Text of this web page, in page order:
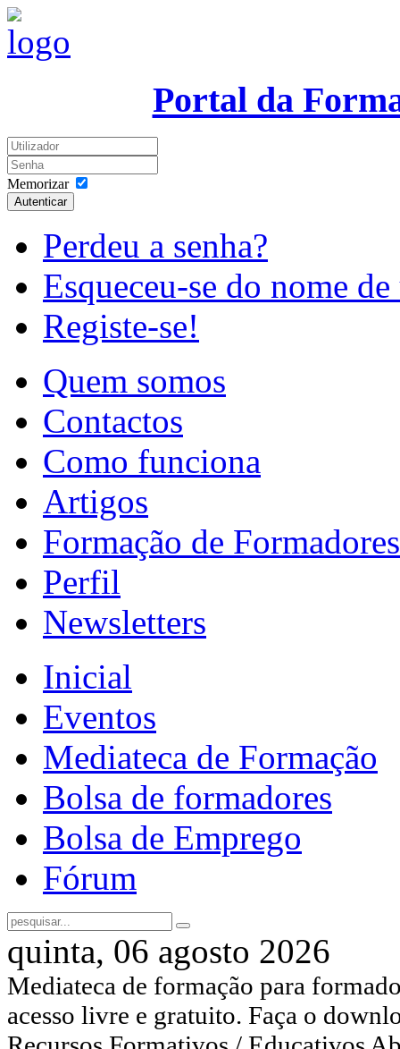
Portal da
Memorizar
Autenticar
Perdeu a senha?
Esqueceu-se do nome
Registe-se!
Quem somos
Contactos
Como funciona
Artigos
Formação de Formadores
Perfil
Newsletters
Inicial
Eventos
Mediateca de Formação
Bolsa de formadores
Bolsa de Emprego
Fórum
quinta, 06 agosto 2026
Mediateca de formação para
acesso livre e gratuito. Faça o